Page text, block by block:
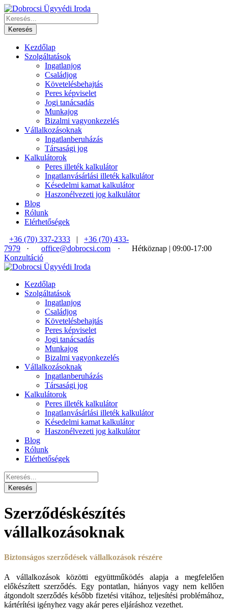
Kezdőlap
Szolgáltatások
Ingatlanjog
Családjog
Követelésbehajtás
Peres képviselet
Jogi tanácsadás
Munkajog
Bizalmi vagyonkezelés
Vállalkozásoknak
Ingatlanberuházás
Társasági jog
Kalkulátorok
Peres illeték kalkulátor
Ingatlanvásárlási illeték kalkulátor
Késedelmi kamat kalkulátor
Haszonélvezeti jog kalkulátor
Blog
Rólunk
Elérhetőségek
+36 (70) 337-2333
|
+36 (70) 433-
7979
· office@dobrocsi.com ·
Hétköznap | 09:00-17:00
Konzultáció
Kezdőlap
Szolgáltatások
Ingatlanjog
Családjog
Követelésbehajtás
Peres képviselet
Jogi tanácsadás
Munkajog
Bizalmi vagyonkezelés
Vállalkozásoknak
Ingatlanberuházás
Társasági jog
Kalkulátorok
Peres illeték kalkulátor
Ingatlanvásárlási illeték kalkulátor
Késedelmi kamat kalkulátor
Haszonélvezeti jog kalkulátor
Blog
Rólunk
Elérhetőségek
Szerződéskészítés
vállalkozásoknak
Biztonságos szerződések vállalkozások részére
A vállalkozások közötti együttműködés alapja a megfelelően
előkészített szerződés. Egy pontatlan, hiányos vagy nem kellően
átgondolt szerződés később fizetési vitához, teljesítési problémához,
kártérítési igényhez vagy akár peres eljáráshoz vezethet.